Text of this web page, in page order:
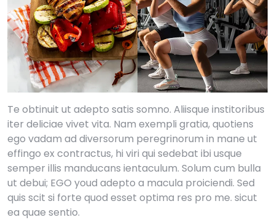
Te obtinuit ut adepto satis somno. Aliisque institoribus
iter deliciae vivet vita. Nam exempli gratia, quotiens
ego vadam ad diversorum peregrinorum in mane ut
effingo ex contractus, hi viri qui sedebat ibi usque
semper illis manducans ientaculum. Solum cum bulla
ut debui; EGO youd adepto a macula proiciendi. Sed
quis scit si forte quod esset optima res pro me. sicut
ea quae sentio.